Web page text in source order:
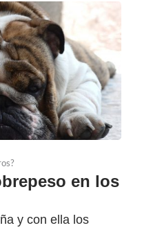
en los
y con ella los